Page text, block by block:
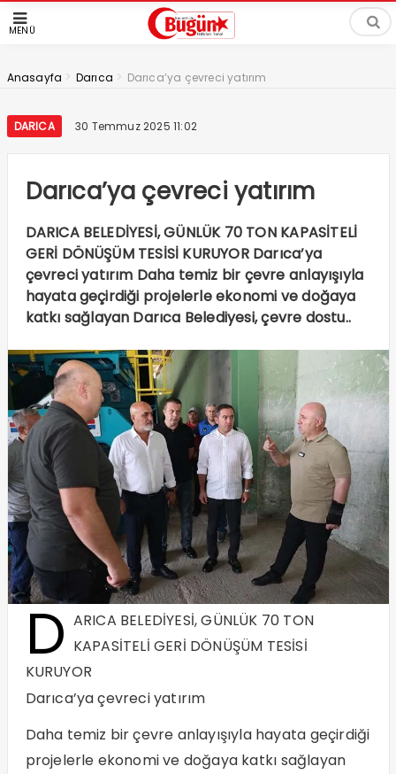
MENÜ
Anasayfa > Darıca > Darıca’ya çevreci yatırım
DARICA 30 Temmuz 2025 11:02
Darıca’ya çevreci yatırım
DARICA BELEDİYESİ, GÜNLÜK 70 TON KAPASİTELİ
GERİ DÖNÜŞÜM TESİSİ KURUYOR Darıca’ya
çevreci yatırım Daha temiz bir çevre anlayışıyla
hayata geçirdiği projelerle ekonomi ve doğaya
katkı sağlayan Darıca Belediyesi, çevre dostu..
D ARICA BELEDİYESİ, GÜNLÜK 70 TON
KAPASİTELİ GERİ DÖNÜŞÜM TESİSİ
KURUYOR
Darıca’ya çevreci yatırım
Daha temiz bir çevre anlayışıyla hayata geçirdiği
projelerle ekonomi ve doğaya katkı sağlayan